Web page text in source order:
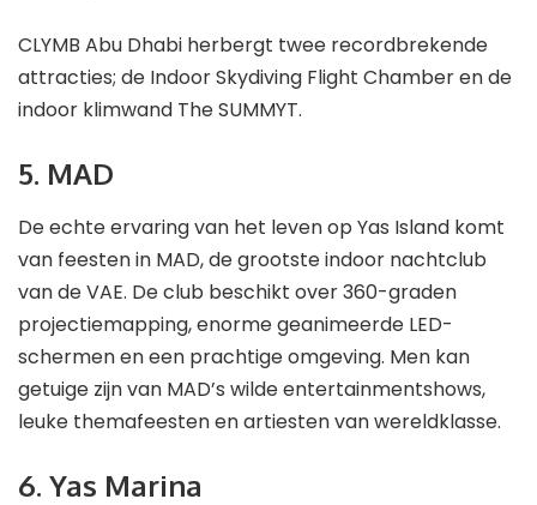
CLYMB Abu Dhabi herbergt twee recordbrekende
attracties; de Indoor Skydiving Flight Chamber en de
indoor klimwand The SUMMYT.
5. MAD
De echte ervaring van het leven op Yas Island komt
van feesten in MAD, de grootste indoor nachtclub
van de VAE. De club beschikt over 360-graden
projectiemapping, enorme geanimeerde LED-
schermen en een prachtige omgeving. Men kan
getuige zijn van MAD’s wilde entertainmentshows,
leuke themafeesten en artiesten van wereldklasse.
6. Yas Marina